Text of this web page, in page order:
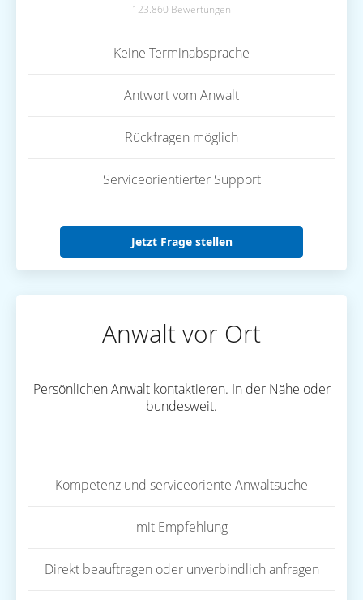
123.860 Bewertungen
Keine Terminabsprache
Antwort vom Anwalt
Rückfragen möglich
Serviceorientierter Support
Jetzt Frage stellen
Anwalt vor Ort
Persönlichen Anwalt kontaktieren. In der Nähe oder
bundesweit.
Kompetenz und serviceoriente Anwaltsuche
mit Empfehlung
Direkt beauftragen oder unverbindlich anfragen